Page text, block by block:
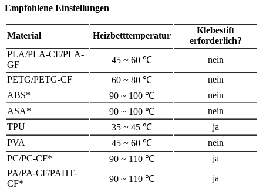
Empfohlene Einstellungen
Material Heizbetttemperatur
Klebestift
erforderlich?
PLA/PLA-CF/PLA-
GF
45 ~ 60 ℃
nein
PETG/PETG-CF
60 ~ 80 ℃
nein
ABS*
90 ~ 100 ℃
nein
ASA*
90 ~ 100 ℃
nein
TPU
35 ~ 45 ℃
ja
PVA
45 ~ 60 ℃
nein
PC/PC-CF*
90 ~ 110 ℃
ja
PA/PA-CF/PAHT-
CF*
90 ~ 110 ℃
ja